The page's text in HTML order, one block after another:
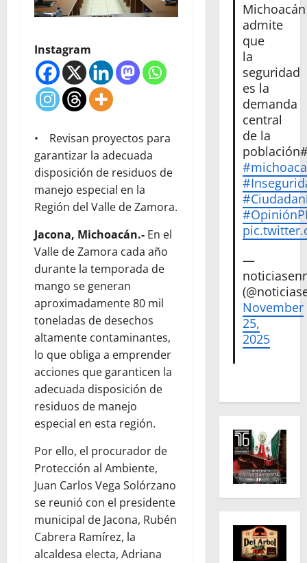
Instagram
• Revisan proyectos para
garantizar la adecuada
disposición de residuos de
manejo especial en la
Región del Valle de Zamora.
Jacona, Michoacán.- En el
Valle de Zamora cada año
durante la temporada de
mango se generan
aproximadamente 80 mil
toneladas de desechos
altamente contaminantes,
lo que obliga a emprender
acciones que garanticen la
adecuada disposición de
residuos de manejo
especial en esta región.
Por ello, el procurador de
Protección al Ambiente,
Juan Carlos Vega Solórzano
se reunió con el presidente
municipal de Jacona, Rubén
Cabrera Ramírez, la
alcaldesa electa, Adriana
Michoacán
admite
que
la
seguridad
es la
demanda
central
de la
—
November
25,
2025